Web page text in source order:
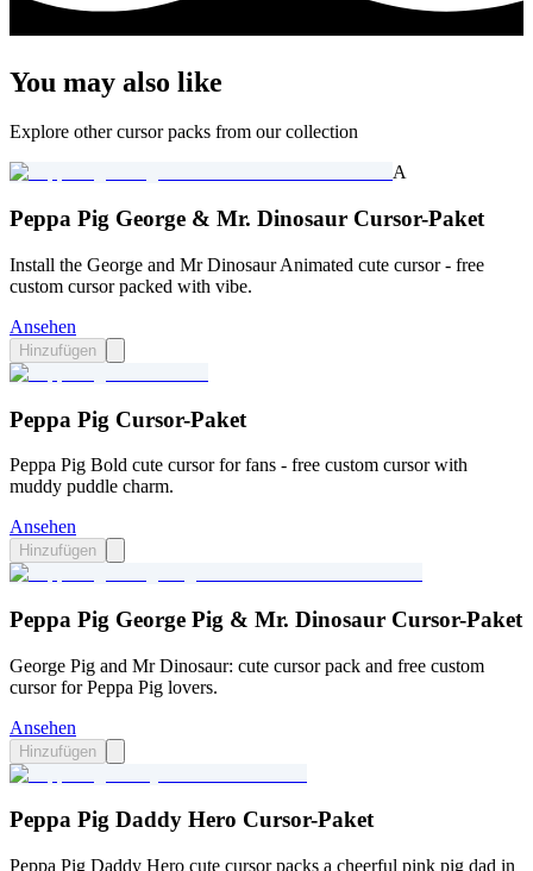
You may also like
Explore other cursor packs from our collection
A
Peppa Pig George & Mr. Dinosaur Cursor-Paket
Install the George and Mr Dinosaur Animated cute cursor - free
custom cursor packed with vibe.
Ansehen
Hinzufügen
Peppa Pig Cursor-Paket
Peppa Pig Bold cute cursor for fans - free custom cursor with
muddy puddle charm.
Ansehen
Hinzufügen
Peppa Pig George Pig & Mr. Dinosaur Cursor-Paket
George Pig and Mr Dinosaur: cute cursor pack and free custom
cursor for Peppa Pig lovers.
Ansehen
Hinzufügen
Peppa Pig Daddy Hero Cursor-Paket
Peppa Pig Daddy Hero cute cursor packs a cheerful pink pig dad in